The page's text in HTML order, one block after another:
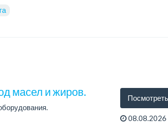
масел и жиров.
08.08.2026